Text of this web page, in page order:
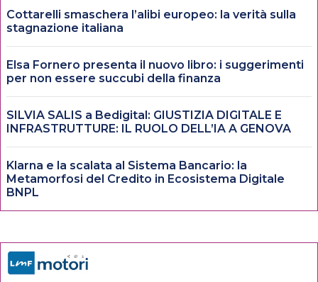
Cottarelli smaschera l’alibi europeo: la verità sulla
stagnazione italiana
Elsa Fornero presenta il nuovo libro: i suggerimenti
per non essere succubi della finanza
SILVIA SALIS a Bedigital: GIUSTIZIA DIGITALE E
INFRASTRUTTURE: IL RUOLO DELL’IA A GENOVA
Klarna e la scalata al Sistema Bancario: la
Metamorfosi del Credito in Ecosistema Digitale
BNPL